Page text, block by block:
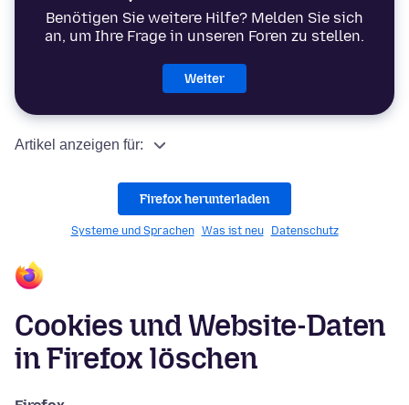
Benötigen Sie weitere Hilfe? Melden Sie sich
an, um Ihre Frage in unseren Foren zu stellen.
Weiter
Artikel anzeigen für:
Firefox herunterladen
Systeme und Sprachen Was ist neu Datenschutz
Cookies und Website-Daten
in Firefox löschen